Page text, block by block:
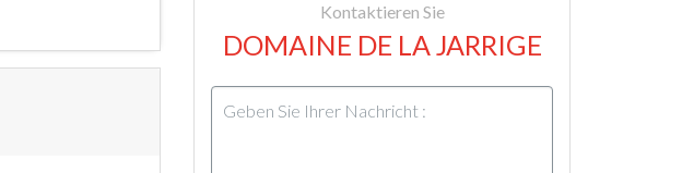
Kontaktieren Sie
DOMAINE DE LA JARRIGE